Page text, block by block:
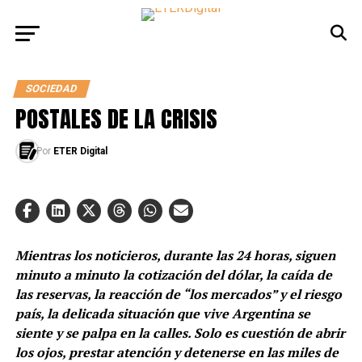
SOCIEDAD
POSTALES DE LA CRISIS
Por ETER Digital
Mientras los noticieros, durante las 24 horas, siguen
minuto a minuto la cotización del dólar, la caída de
las reservas, la reacción de “los mercados” y el riesgo
país, la delicada situación que vive Argentina se
siente y se palpa en la calles. Solo es cuestión de abrir
los ojos, prestar atención y detenerse en las miles de